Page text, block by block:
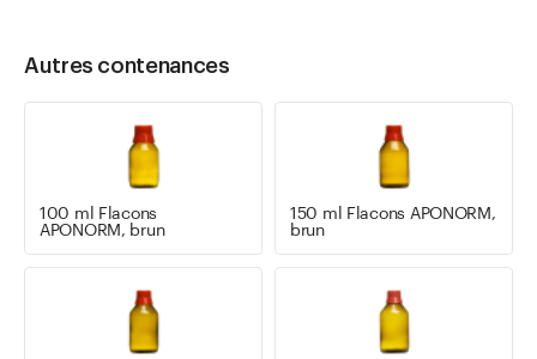
Autres contenances
100 ml Flacons
APONORM, brun
150 ml Flacons APONORM,
brun